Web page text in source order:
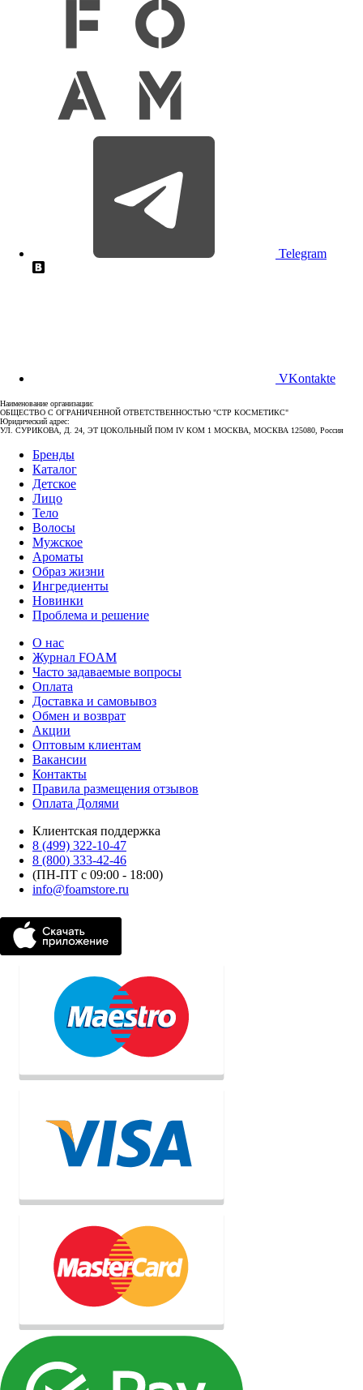
Telegram
VKontakte
Наименование организации:
ОБЩЕСТВО С ОГРАНИЧЕННОЙ ОТВЕТСТВЕННОСТЬЮ "СТР КОСМЕТИКС"
Юридический адрес:
УЛ. СУРИКОВА, Д. 24, ЭТ ЦОКОЛЬНЫЙ ПОМ IV КОМ 1 МОСКВА, МОСКВА 125080, Россия
Бренды
Каталог
Детское
Лицо
Тело
Волосы
Мужское
Ароматы
Образ жизни
Ингредиенты
Новинки
Проблема и решение
О нас
Журнал FOAM
Часто задаваемые вопросы
Оплата
Доставка и самовывоз
Обмен и возврат
Акции
Оптовым клиентам
Вакансии
Контакты
Правила размещения отзывов
Оплата Долями
Клиентская поддержка
8 (499) 322-10-47
8 (800) 333-42-46
(ПН-ПТ с 09:00 - 18:00)
info@foamstore.ru